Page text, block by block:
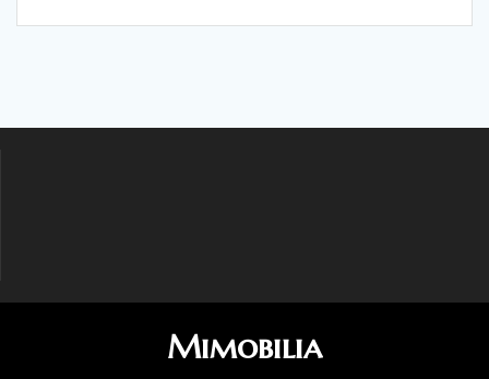
Mimobilia